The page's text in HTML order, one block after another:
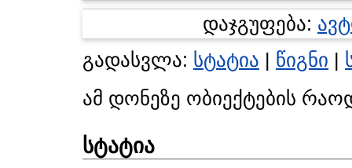
დაჯგუფება:
გადასვლა: სტატია | წიგნი |
ამ დონეზე ობიექტების
სტატია